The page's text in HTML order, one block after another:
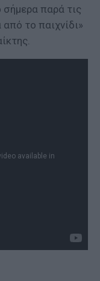
σήμερα παρά τις
το παιχνίδι»